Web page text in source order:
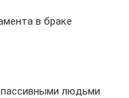
в браке
людьми